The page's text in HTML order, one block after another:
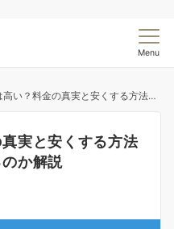
Menu
金の真実と安くする方法｜本当に入る価値があるのか解説
実と安くする方法
か解説